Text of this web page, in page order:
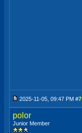
2025-11-05, 09:47 PM #7
polor
Junior Member